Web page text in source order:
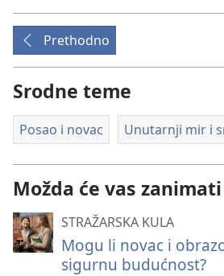
Prethodno
Srodne teme
Posao i novac Unutarnji mir i
Možda će vas
STRAŽARSKA KULA
Mogu li novac i
sigurnu budućnost?